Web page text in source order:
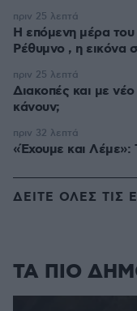
Η επόμενη μέρα του
Ρέθυμνο , η εικόνα
πριν 25 λεπτά
Διακοπές και με
κάνουν;
πριν 25 λεπτά
«Έχουμε και
πριν 32 λεπτά
ΔΕΙΤΕ ΟΛΕΣ ΤΙΣ
ΤΑ ΠΙΟ